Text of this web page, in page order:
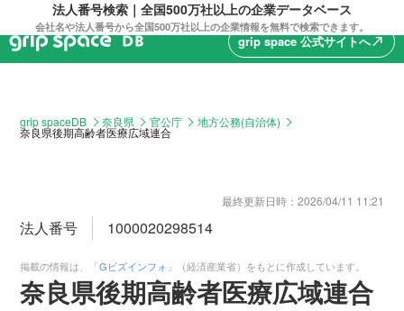
法人番号検索｜全国500万社以上の企業データベース
会社名や法人番号から全国500万社以上の企業情報を無料で検索できます。
grip space 公式サイトへnorth_east
grip spaceDB 奈良県 官公庁 地方公務(自治体)
奈良県後期高齢者医療広域連合
最終更新日時： 2026/04/11 11:21
法人番号 1000020298514
掲載の情報は、「Gビズインフォ 」（経済産業省）をもとに作成しています。
奈良県後期高齢者医療広域連合